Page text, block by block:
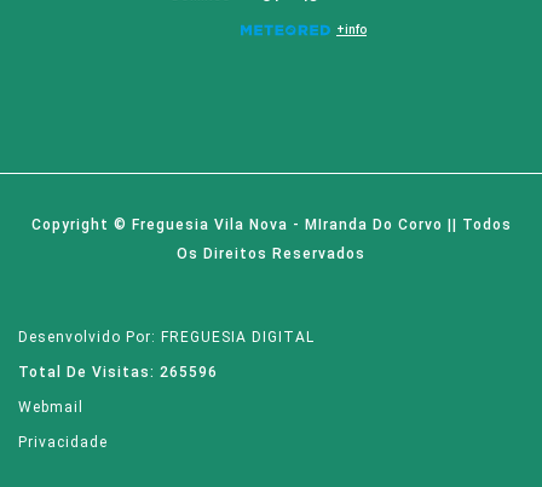
Copyright © Freguesia Vila Nova - MIranda Do Corvo || Todos
Os Direitos Reservados
Desenvolvido Por: FREGUESIA DIGITAL
Total De Visitas: 265596
Webmail
Privacidade